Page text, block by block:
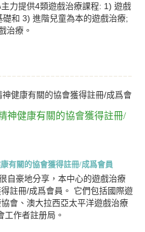
力提供4類遊戲治療課程: 1) 遊戲
和 3) 進階兒童為本的遊戲治療;
治療。
神健康有關的協會獲得註冊/
有關的協會獲得註冊/成爲會員
自豪地分享，本中心的遊戲治療
註冊/成爲會員。 它們包括國際遊
會、澳大拉西亞太平洋遊戲治療
工作者註册局。